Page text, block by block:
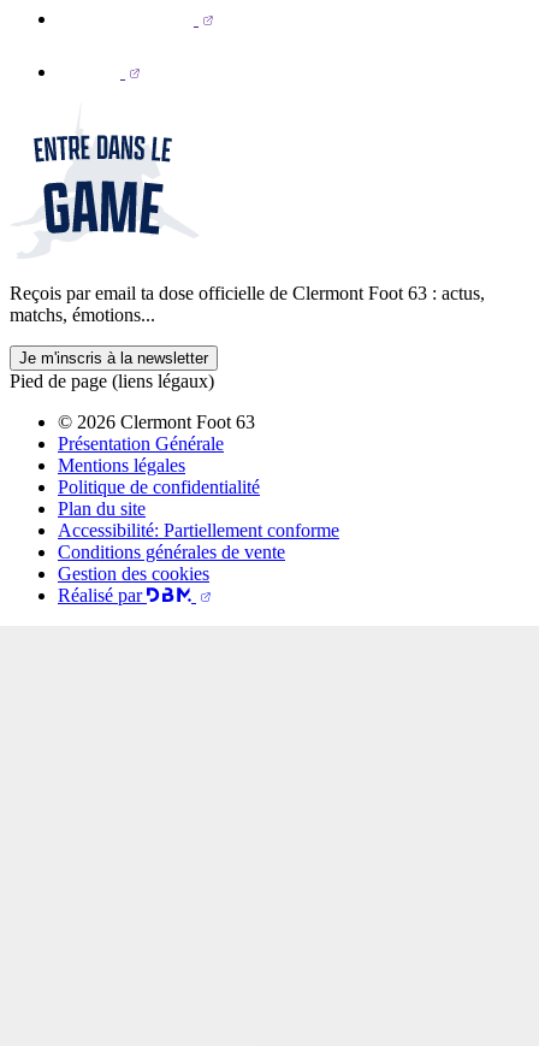
Reçois par email ta dose officielle de Clermont Foot 63 : actus,
matchs, émotions...
Je m'inscris à la newsletter
Pied de page (liens légaux)
© 2026 Clermont Foot 63
Présentation Générale
Mentions légales
Politique de confidentialité
Plan du site
Accessibilité: Partiellement conforme
Conditions générales de vente
Gestion des cookies
Réalisé par